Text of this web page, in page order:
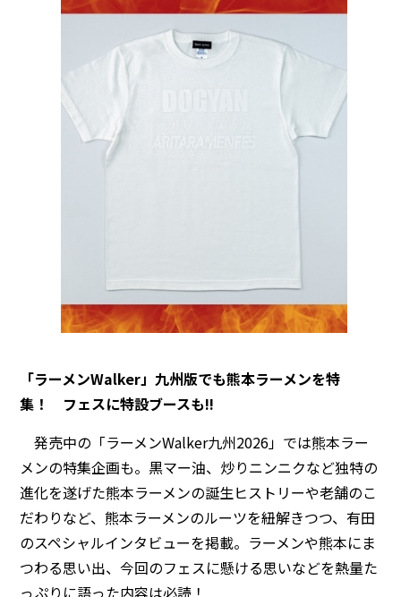
「ラーメンWalker」九州版でも熊本ラーメンを特
集！ フェスに特設ブースも!!
発売中の「ラーメンWalker九州2026」では熊本ラー
メンの特集企画も。黒マー油、炒りニンニクなど独特の
進化を遂げた熊本ラーメンの誕生ヒストリーや老舗のこ
だわりなど、熊本ラーメンのルーツを紐解きつつ、有田
のスペシャルインタビューを掲載。ラーメンや熊本にま
つわる思い出、今回のフェスに懸ける思いなどを熱量た
っぷりに語った内容は必読！